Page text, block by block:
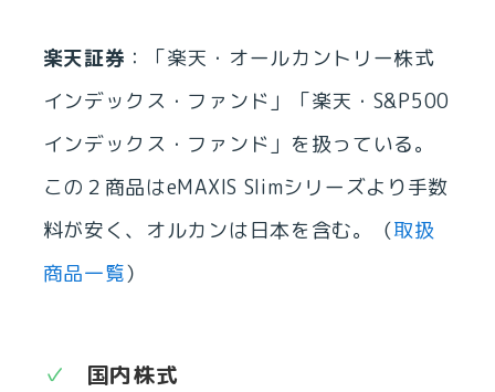
楽天証券 ：「楽天・オールカントリー株式
インデックス・ファンド」「楽天・S&P500
インデックス・ファンド」を扱っている。
この２商品はeMAXIS Slimシリーズより手数
料が安く、オルカンは日本を含む。（取扱
商品一覧）
国内株式